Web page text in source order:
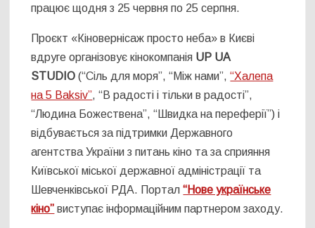
працює щодня з 25 червня по 25 серпня.
Проєкт «Кіновернісаж просто неба» в Києві
вдруге організовує кінокомпанія UP UA
STUDIO (“Сіль для моря”, “Між нами”,“Халепа
на 5 Baksiv”, “В радості і тільки в радості”,
“Людина Божествена”, “Швидка на переферії”) і
відбувається за підтримки Державного
агентства України з питань кіно та за сприяння
Київської міської державної адміністрації та
Шевченківської РДА. Портал“Нове українське
кіно” виступає інформаційним партнером заходу.